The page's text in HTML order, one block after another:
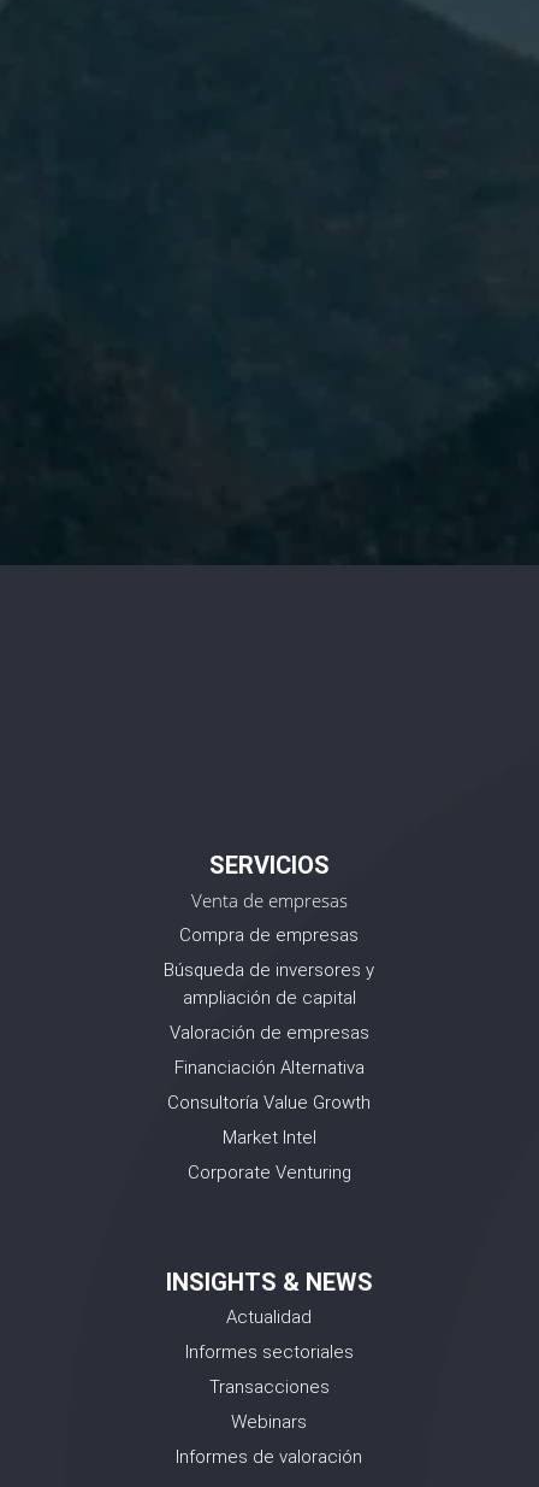
SERVICIOS
Venta de empresas
Compra de empresas
Búsqueda de inversores y
ampliación de capital
Valoración de empresas
Financiación Alternativa
Consultoría Value Growth
Market Intel
Corporate Venturing
INSIGHTS & NEWS
Actualidad
Informes sectoriales
Transacciones
Webinars
Informes de valoración